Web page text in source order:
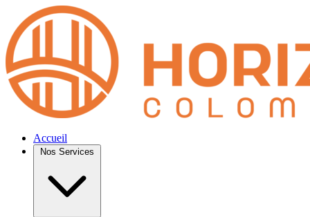
Accueil
Nos Services